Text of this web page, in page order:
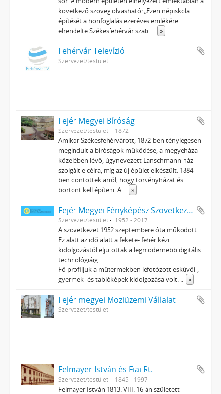
következő szöveg olvasható: „Ezen népiskola
építését a honfoglalás ezeréves emlékére
elrendelte Székesfehérvár szab. ... »
Fehérvár Televízió
Szervezet/testület
Fejér Megyei Bíróság
Szervezet/testület 1872 -
Amikor Székesfehérvárott, 1872-ben ténylegesen
megindult a bíróságok működése, a megyeháza
közelében lévő, úgynevezett Lanschmann-ház
szolgált e célra, míg az új épület elkészült. 1884-
ben döntöttek arról, hogy törvényházat és
börtönt kell építeni. A ... »
Fejér Megyei Fényképész Szövetkezet
Szervezet/testület 1952 - 2017
A szövetkezet 1952 szeptembere óta működött.
Ez alatt az idő alatt a fekete- fehér kézi
kidolgozástól eljutottak a legmodernebb digitális
technológiáig.
Fő profiljuk a műtermekben lefotózott esküvői-,
gyermek- és tablóképek kidolgozása volt. ... »
Fejér megyei Moziüzemi Vállalat
Szervezet/testület
Felmayer István és Fiai Rt.
Szervezet/testület 1845 - 1997
Felmayer István 1813. VIII. 16-án született